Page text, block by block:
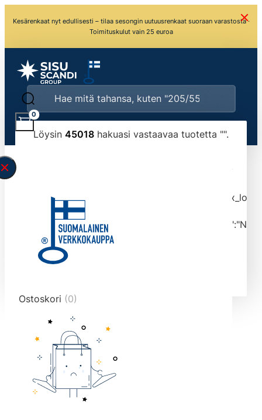
Kesärenkaat nyt edullisesti – tilaa sesongin uutuusrenkaat suoraan varastosta ·
Toimituskulut vain 25 euroa
Löysin 45018 hakuasi vastaavaa tuotetta "".
typed the search query correctly.<br>Currently
tmlmvi","meta_query":
data-original-query-vars="[]" data-page="1"
data-max-pages="4502" data-start="1" data-
end="10">
0
Ostoskori (0)